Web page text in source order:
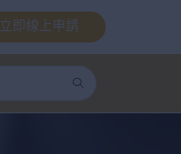
立即線上申請